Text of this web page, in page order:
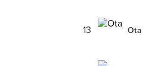
13 Ota